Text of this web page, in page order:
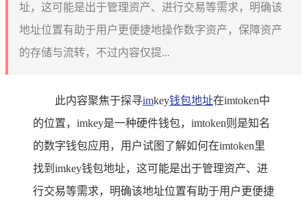
址，这可能是出于管理资产、进行交易等需求，明确该
地址位置有助于用户更便捷地操作数字资产，保障资产
的存储与流转，不过内容仅提...
此内容聚焦于探寻imkey钱包地址在imtoken中
的位置，imkey是一种硬件钱包，imtoken则是知名
的数字钱包应用，用户试图了解如何在imtoken里
找到imkey钱包地址，这可能是出于管理资产、进
行交易等需求，明确该地址位置有助于用户更便捷